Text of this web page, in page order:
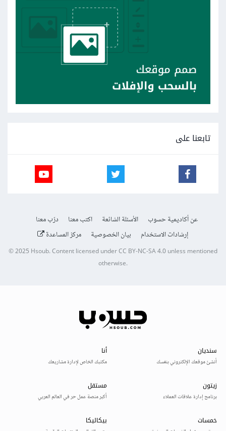
تابعنا على
عن أكاديمية حسوب الأسئلة الشائعة اكتب معنا
درّب معنا
إرشادات الاستخدام
بيان الخصوصية مركز المساعدة
© 2025Hsoub.Content licensed underCC BY-NC-SA 4.0unless mentioned
otherwise.